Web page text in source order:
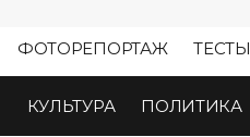
ФОТОРЕПОРТАЖ ТЕСТЫ
КУЛЬТУРА ПОЛИТИКА